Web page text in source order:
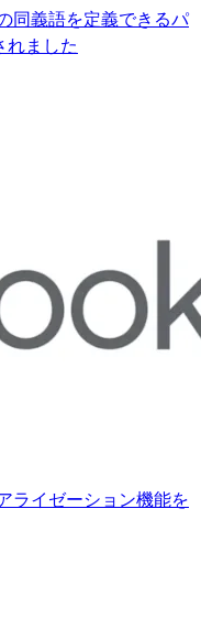
同義語を定義できるパ
れました
ライゼーション機能を